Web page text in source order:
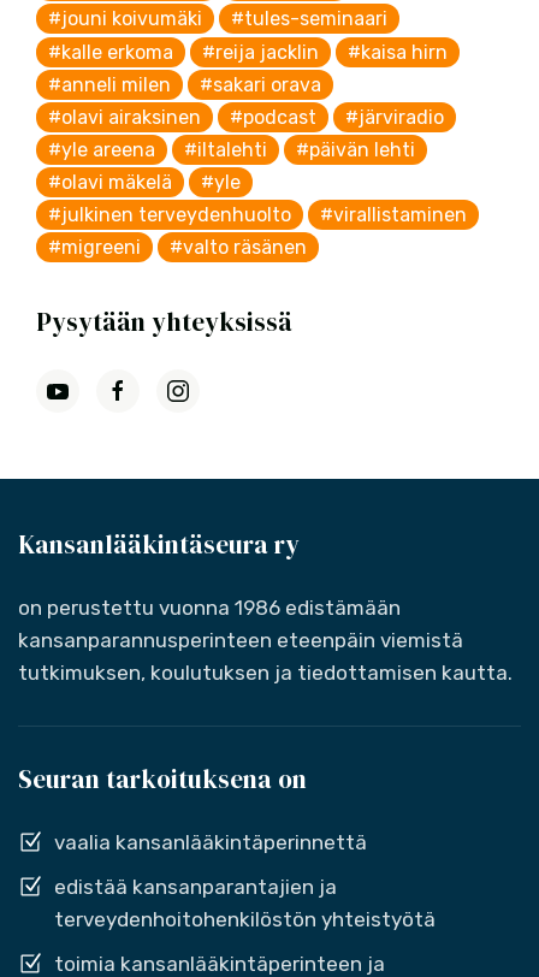
#jouni koivumäki
#tules-seminaari
#kalle erkoma
#reija jacklin
#kaisa hirn
#anneli milen
#sakari orava
#olavi airaksinen
#podcast
#järviradio
#yle areena
#iltalehti
#päivän lehti
#olavi mäkelä
#yle
#julkinen terveydenhuolto
#virallistaminen
#migreeni
#valto räsänen
Pysytään yhteyksissä
Kansanlääkintäseura ry
on perustettu vuonna 1986 edistämään
kansanparannusperinteen eteenpäin viemistä
tutkimuksen, koulutuksen ja tiedottamisen kautta.
Seuran tarkoituksena on
vaalia kansanlääkintäperinnettä
edistää kansanparantajien ja
terveydenhoitohenkilöstön yhteistyötä
toimia kansanlääkintäperinteen ja